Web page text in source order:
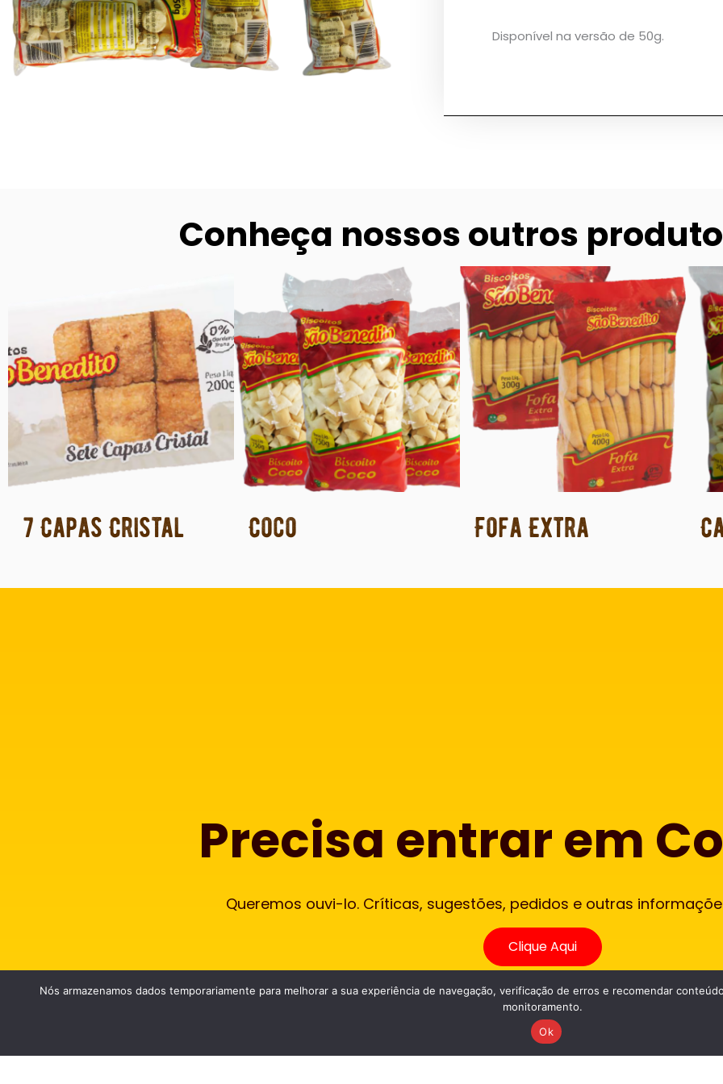
Disponível na versão de 50g.
Conheça nossos outros
7 Capas Cristal Coco Fofa Extra
Precisa entrar em
Queremos ouvi-lo. Críticas, sugestões, pedidos e outras
Clique Aqui
Nós armazenamos dados temporariamente para melhorar a sua experiência de navegação, verificação de erros e recomendar
monitoramento.
Ok